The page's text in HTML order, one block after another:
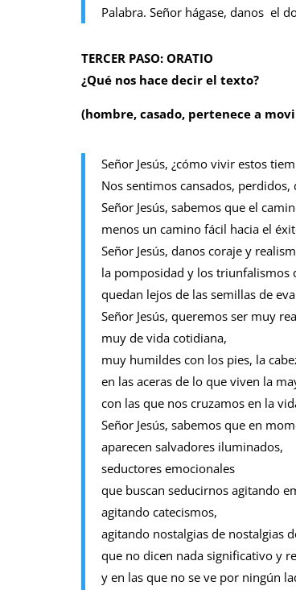
Palabra. Señor hágase, danos el
TERCER PASO: ORATIO
¿Qué nos hace decir el texto?
(hombre, casado, pertenece a
Señor Jesús, ¿cómo vivir estos
Nos sentimos cansados, perdidos,
Señor Jesús, sabemos que el
menos un camino fácil hacia el
Señor Jesús, danos coraje y
la pomposidad y los triunfalismos
quedan lejos de las semillas de
Señor Jesús, queremos ser muy
muy de vida cotidiana,
muy humildes con los pies, la
en las aceras de lo que viven la
con las que nos cruzamos en la
Señor Jesús, sabemos que en
aparecen salvadores iluminados,
seductores emocionales
que buscan seducirnos agitando
agitando catecismos,
agitando nostalgias de nostalgias
que no dicen nada significativo y
y en las que no se ve por ningún